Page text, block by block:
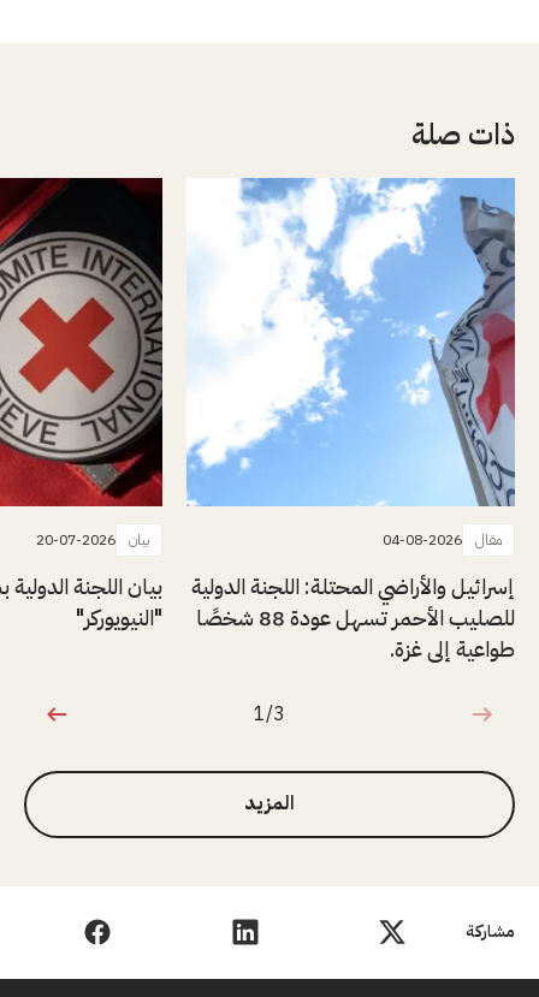
مشاركة
ذات صلة
مقال 04-08-2026
إسرائيل والأراضي المحتلة: اللجنة الدولية
للصليب الأحمر تسهل عودة 88 شخصًا
طواعية إلى غزة.
بيان 20-07-2026
بيان اللجنة
"النيويوركر"
1 من 3
1/3
المزيد